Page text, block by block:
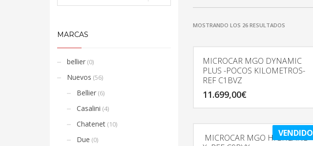
MOSTRANDO LOS 26 RESULTADOS
MICROCAR MGO DYNAMIC
PLUS -POCOS KILOMETROS-
REF C1BVZ
11.699,00€
VENDIDO
MICROCAR MGO HIGHLAND
MARCAS
bellier (0)
Nuevos (56)
Bellier (6)
Casalini (4)
Chatenet (10)
Due (0)